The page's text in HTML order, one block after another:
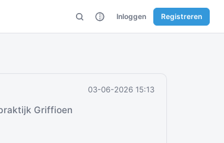
Inloggen Registreren
03-06-2026 15:13
Griffioen